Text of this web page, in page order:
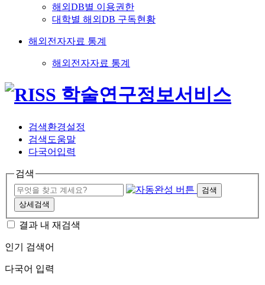
해외DB별 이용권한
대학별 해외DB 구독현황
해외전자자료 통계
해외전자자료 통계
검색환경설정
검색도움말
다국어입력
검색
검색
상세검색
결과 내 재검색
인기 검색어
다국어 입력